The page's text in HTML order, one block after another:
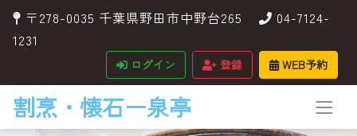
〒278-0035 千葉県野田市中野台265
04-7124-
1231
ログイン 登録 WEB予約
割烹・懐石ー泉亭